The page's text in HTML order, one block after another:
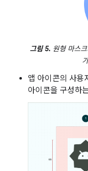
그림 5. 원형 마스
앱 아이콘의 사용
아이콘을 구성하